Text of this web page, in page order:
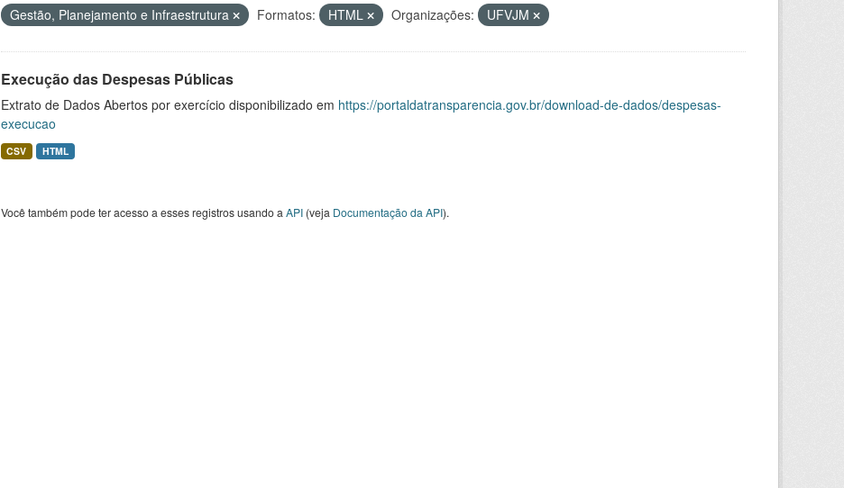
Gestão, Planejamento e Infraestrutura
Formatos: HTML Organizações: UFVJM
Execução das Despesas Públicas
Extrato de Dados Abertos por exercício disponibilizado em https://portaldatransparencia.gov.br/download-de-dados/despesas-
execucao
CSV HTML
Você também pode ter acesso a esses registros usando a API(veja Documentação da API).